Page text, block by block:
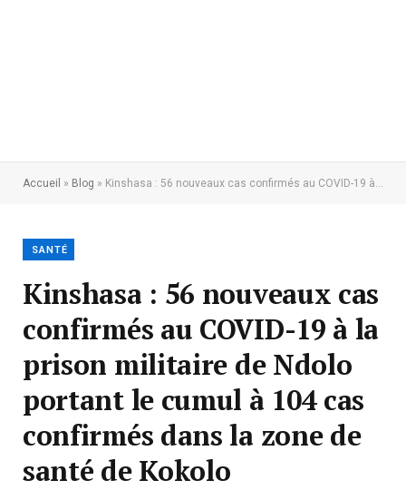
Accueil » Blog » Kinshasa : 56 nouveaux cas confirmés au COVID-19 à la prison militaire de Ndolo portant le cumul à 104 cas confirmés dans la zone de santé de Kokolo
SANTÉ
Kinshasa : 56 nouveaux cas
confirmés au COVID-19 à la
prison militaire de Ndolo
portant le cumul à 104 cas
confirmés dans la zone de
santé de Kokolo